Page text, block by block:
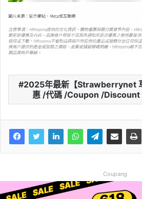
2025年最新【Strawberrynet
惠 /代碼 /Coupon /
Coupang